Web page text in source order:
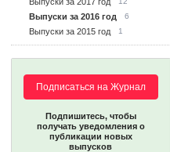
Выпуски за 2016 год 6
Выпуски за 2015 год 1
Подписаться на Журнал
Подпишитесь, чтобы
получать уведомления о
публикации новых
выпусков